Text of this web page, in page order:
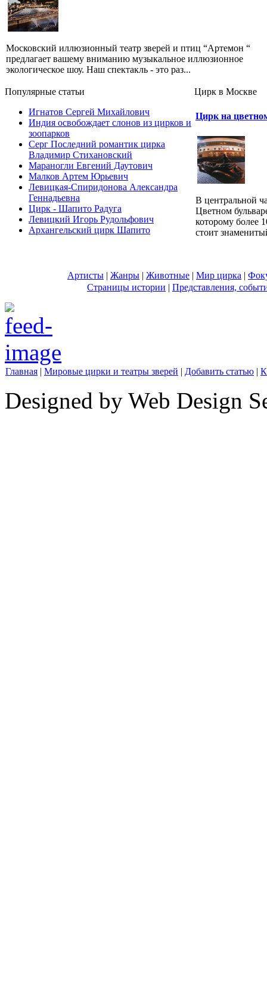
Московский иллюзионный театр зверей и птиц “Артемон “
предлагает вашему вниманию музыкальное иллюзионное
экологическое шоу. Наш спектакль - это раз...
Популярные cтатьи
Игнатов Сергей Михайлович
Индия освобождает слонов из цирков и
зоопарков
Серг Последний романтик цирка
Владимир Стихановский
Мараногли Евгений Даутович
Малков Артем Юрьевич
Левицкая-Спиридонова Александра
Геннадьевна
Цирк - Шапито Радуга
Левицкий Игорь Рудольфович
Архангельский цирк Шапито
Цирк в Москве
Цирк на
В центральной
Цветном
которому более
стоит
Артисты | Жанры | Животные | Мир цирка |
Страницы истории | Представления,
Главная | Мировые цирки и театры зверей | Добавить статью |
Designed by Web Design